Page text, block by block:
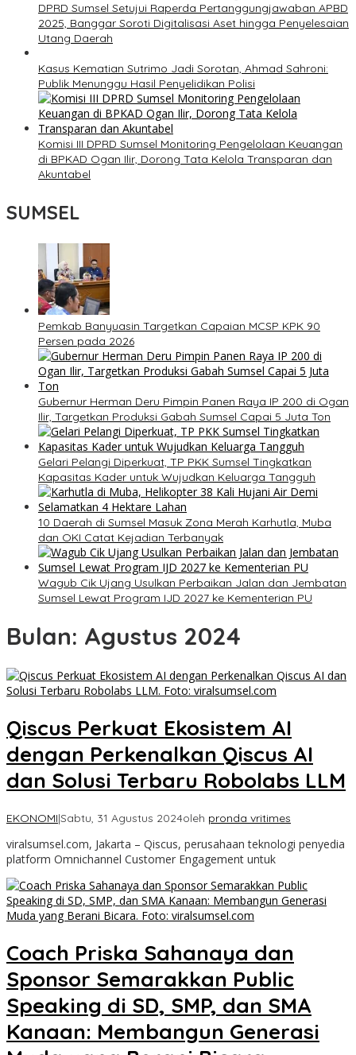
DPRD Sumsel Setujui Raperda Pertanggungjawaban APBD
2025, Banggar Soroti Digitalisasi Aset hingga Penyelesaian
Utang Daerah
Kasus Kematian Sutrimo Jadi Sorotan, Ahmad Sahroni:
Publik Menunggu Hasil Penyelidikan Polisi
Komisi III DPRD Sumsel Monitoring Pengelolaan Keuangan
di BPKAD Ogan Ilir, Dorong Tata Kelola Transparan dan
Akuntabel
SUMSEL
Pemkab Banyuasin Targetkan Capaian MCSP KPK 90
Persen pada 2026
Gubernur Herman Deru Pimpin Panen Raya IP 200 di Ogan
Ilir, Targetkan Produksi Gabah Sumsel Capai 5 Juta Ton
Gelari Pelangi Diperkuat, TP PKK Sumsel Tingkatkan
Kapasitas Kader untuk Wujudkan Keluarga Tangguh
10 Daerah di Sumsel Masuk Zona Merah Karhutla, Muba
dan OKI Catat Kejadian Terbanyak
Wagub Cik Ujang Usulkan Perbaikan Jalan dan Jembatan
Sumsel Lewat Program IJD 2027 ke Kementerian PU
Bulan: Agustus 2024
Qiscus Perkuat Ekosistem AI
dengan Perkenalkan Qiscus AI
dan Solusi Terbaru Robolabs LLM
EKONOMI|Sabtu, 31 Agustus 2024oleh pronda vritimes
viralsumsel.com, Jakarta – Qiscus, perusahaan teknologi penyedia
platform Omnichannel Customer Engagement untuk
Coach Priska Sahanaya dan
Sponsor Semarakkan Public
Speaking di SD, SMP, dan SMA
Kanaan: Membangun Generasi